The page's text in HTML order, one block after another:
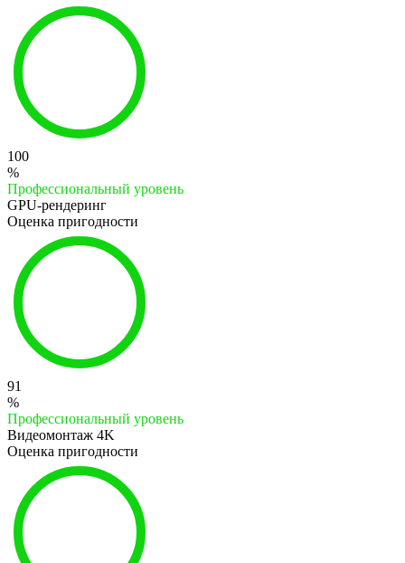
100
%
Профессиональный уровень
GPU-рендеринг
Оценка пригодности
91
%
Профессиональный уровень
Видеомонтаж 4K
Оценка пригодности